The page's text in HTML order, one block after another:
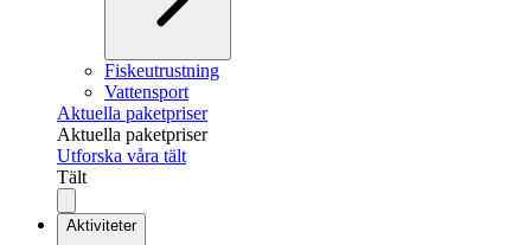
Fiskeutrustning
Vattensport
Aktuella paketpriser
Aktuella paketpriser
Utforska våra tält
Tält
Aktiviteter